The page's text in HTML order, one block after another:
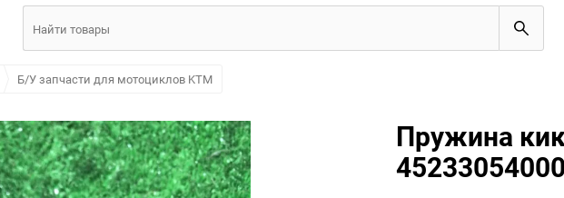
Б/У запчасти для мотоциклов KTM
Пружина
45233054000